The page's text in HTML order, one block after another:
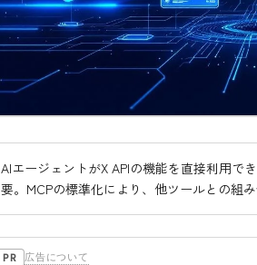
AIエージェントがX APIの機能を直接利用で
要。MCPの標準化により、他ツールとの組
PR 広告について